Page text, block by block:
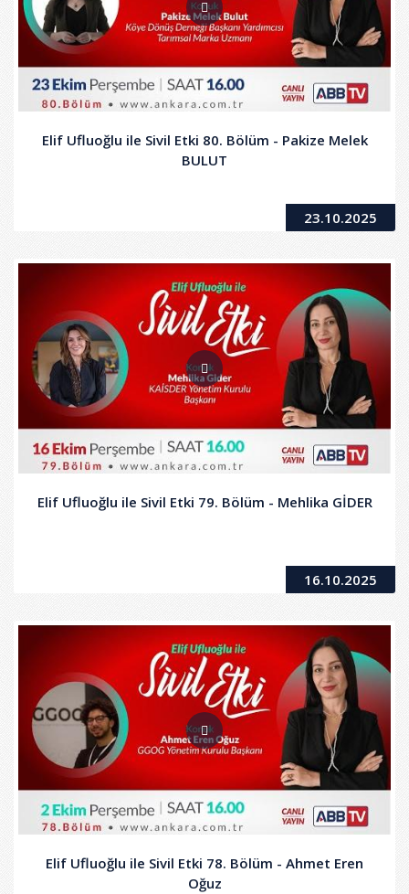
Elif Ufluoğlu ile Sivil Etki 80. Bölüm - Pakize Melek
BULUT
23.10.2025
Elif Ufluoğlu ile Sivil Etki 79. Bölüm - Mehlika GİDER
16.10.2025
Elif Ufluoğlu ile Sivil Etki 78. Bölüm - Ahmet Eren
Oğuz